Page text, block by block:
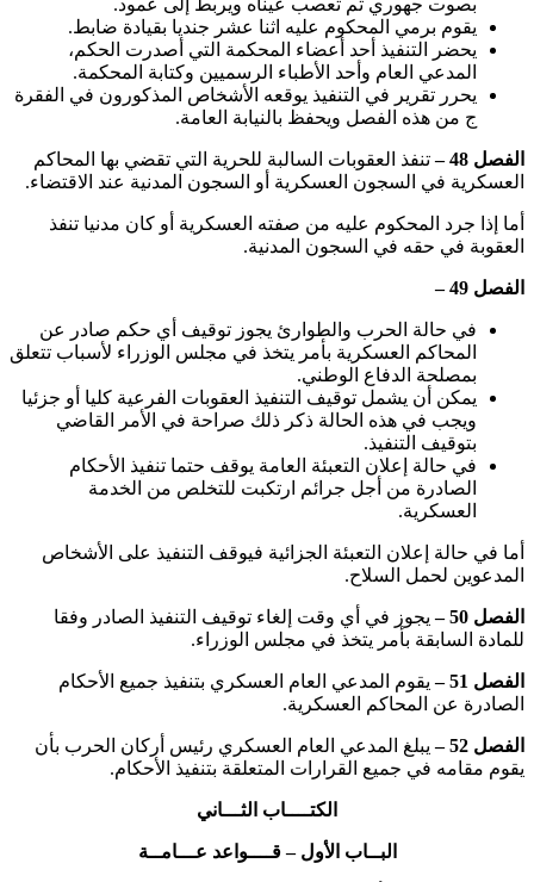
بصوت جهوري ثم تعصب عيناه ويربط إلى عمود.
يقوم برمي المحكوم عليه اثنا عشر جنديا بقيادة ضابط.
يحضر التنفيذ أحد أعضاء المحكمة التي أصدرت الحكم،
المدعي العام وأحد الأطباء الرسميين وكتابة المحكمة.
يحرر تقرير في التنفيذ يوقعه الأشخاص المذكورون في الفقرة
ج من هذه الفصل ويحفظ بالنيابة العامة.
الفصل 48 –
تنفذ العقوبات السالبة للحرية التي تقضي بها المحاكم
العسكرية في السجون العسكرية أو السجون المدنية عند الاقتضاء.
أما إذا جرد المحكوم عليه من صفته العسكرية أو كان مدنيا تنفذ
العقوبة في حقه في السجون المدنية.
الفصل 49 –
في حالة الحرب والطوارئ يجوز توقيف أي حكم صادر عن
المحاكم العسكرية بأمر يتخذ في مجلس الوزراء لأسباب تتعلق
بمصلحة الدفاع الوطني.
يمكن أن يشمل توقيف التنفيذ العقوبات الفرعية كليا أو جزئيا
ويجب في هذه الحالة ذكر ذلك صراحة في الأمر القاضي
بتوقيف التنفيذ.
في حالة إعلان التعبئة العامة يوقف حتما تنفيذ الأحكام
الصادرة من أجل جرائم ارتكبت للتخلص من الخدمة
العسكرية.
أما في حالة إعلان التعبئة الجزائية فيوقف التنفيذ على الأشخاص
المدعوين لحمل السلاح.
الفصل 50 –
يجوز في أي وقت إلغاء توقيف التنفيذ الصادر وفقا
للمادة السابقة بأمر يتخذ في مجلس الوزراء.
الفصل 51 –
يقوم المدعي العام العسكري بتنفيذ جميع الأحكام
الصادرة عن المحاكم العسكرية.
الفصل 52 –
يبلغ المدعي العام العسكري رئيس أركان الحرب بأن
يقوم مقامه في جميع القرارات المتعلقة بتنفيذ الأحكام.
الكتــــاب الثـــاني
البــاب الأول – قــــواعد عـــامــة